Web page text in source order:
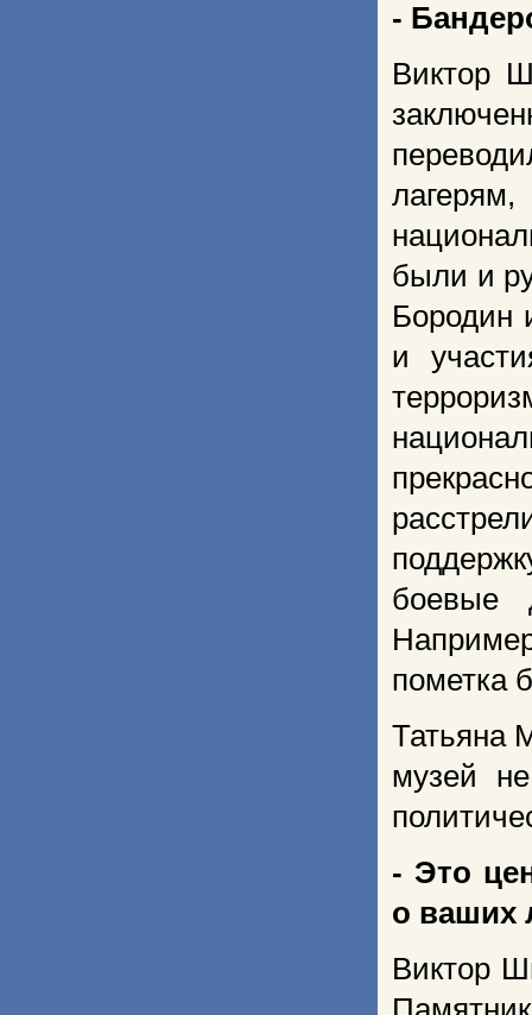
-
Виктор
были и
Бородин
и
боевые
пометка
Татьяна
музей
- Это
о ваших
Виктор